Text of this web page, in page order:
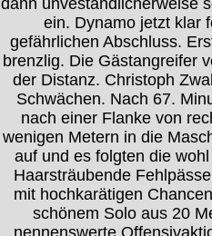
dann unveständlicherweise
ein. Dynamo jetzt klar
gefährlichen Abschluss.
brenzlig. Die Gästangreifer
der Distanz. Christoph
Schwächen. Nach 67.
nach einer Flanke von
wenigen Metern in die
auf und es folgten die
Haarsträubende
mit hochkarätigen
schönem Solo aus 20
nennenswerte